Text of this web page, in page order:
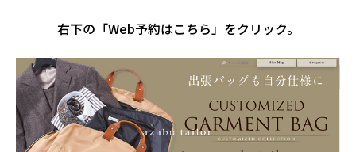
右下の「Web予約はこちら」をクリック。